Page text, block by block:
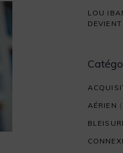
LOU
AÉRIEN